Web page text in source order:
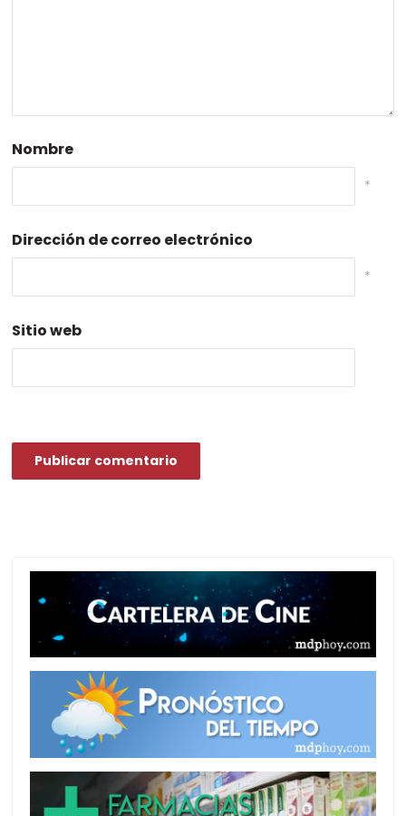
Nombre
*
Dirección de correo electrónico
*
Sitio web